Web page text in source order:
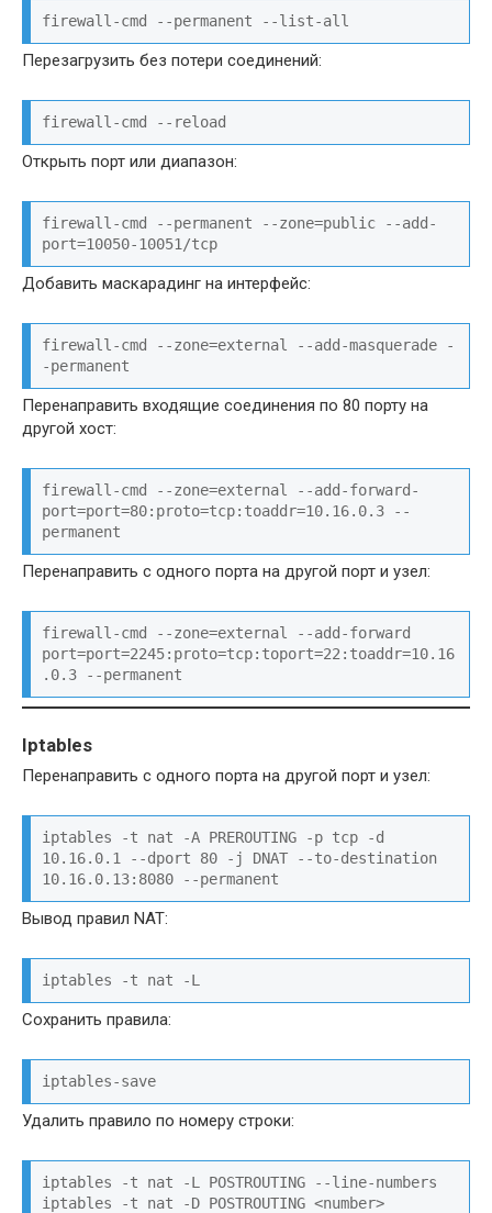
firewall-cmd --permanent --list-all
Перезагрузить без потери соединений:
firewall-cmd --reload
Открыть порт или диапазон:
firewall-cmd --permanent --zone=public --add-
port=10050-10051/tcp
Добавить маскарадинг на интерфейс:
firewall-cmd --zone=external --add-masquerade -
-permanent
Перенаправить входящие соединения по 80 порту на
другой хост:
firewall-cmd --zone=external --add-forward-
port=port=80:proto=tcp:toaddr=10.16.0.3 --
permanent
Перенаправить с одного порта на другой порт и узел:
firewall-cmd --zone=external --add-forward
port=port=2245:proto=tcp:toport=22:toaddr=10.16
.0.3 --permanent
Iptables
Перенаправить с одного порта на другой порт и узел:
iptables -t nat -A PREROUTING -p tcp -d
10.16.0.1 --dport 80 -j DNAT --to-destination
10.16.0.13:8080 --permanent
Вывод правил NAT:
iptables -t nat -L
Сохранить правила:
iptables-save
Удалить правило по номеру строки:
iptables -t nat -L POSTROUTING --line-numbers
iptables -t nat -D POSTROUTING <number>